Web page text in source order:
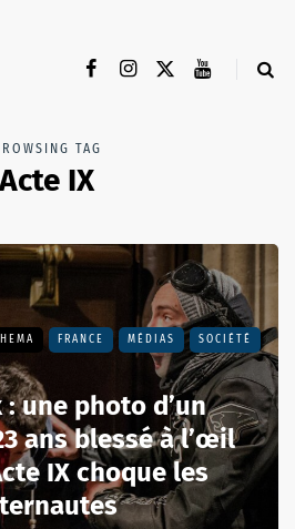
TAG
Acte IX
FRANCE MÉDIAS SOCIÉTÉ
une photo d’un
ans blessé à l’œil
IX choque les